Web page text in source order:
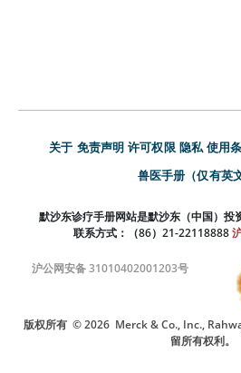
关于 免责声明 许可权限 隐私 使用
兽医手册（仅有英
默沙东诊疗手册网站是默沙东（中国）投
联系方式：（86）21-22118888
沪公网安备 31010402001203号
版权所有 © 2026 Merck & Co., Inc.,
留所有权利。